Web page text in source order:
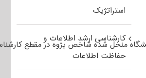
منحل شده شاخص پژوه در مقطع
استراتژیک
کارشناسی ارشد اطلاعات و
حفاظت اطلاعات